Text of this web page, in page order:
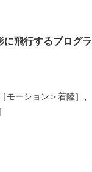
飛行するプログラ
モーション＞着陸］、